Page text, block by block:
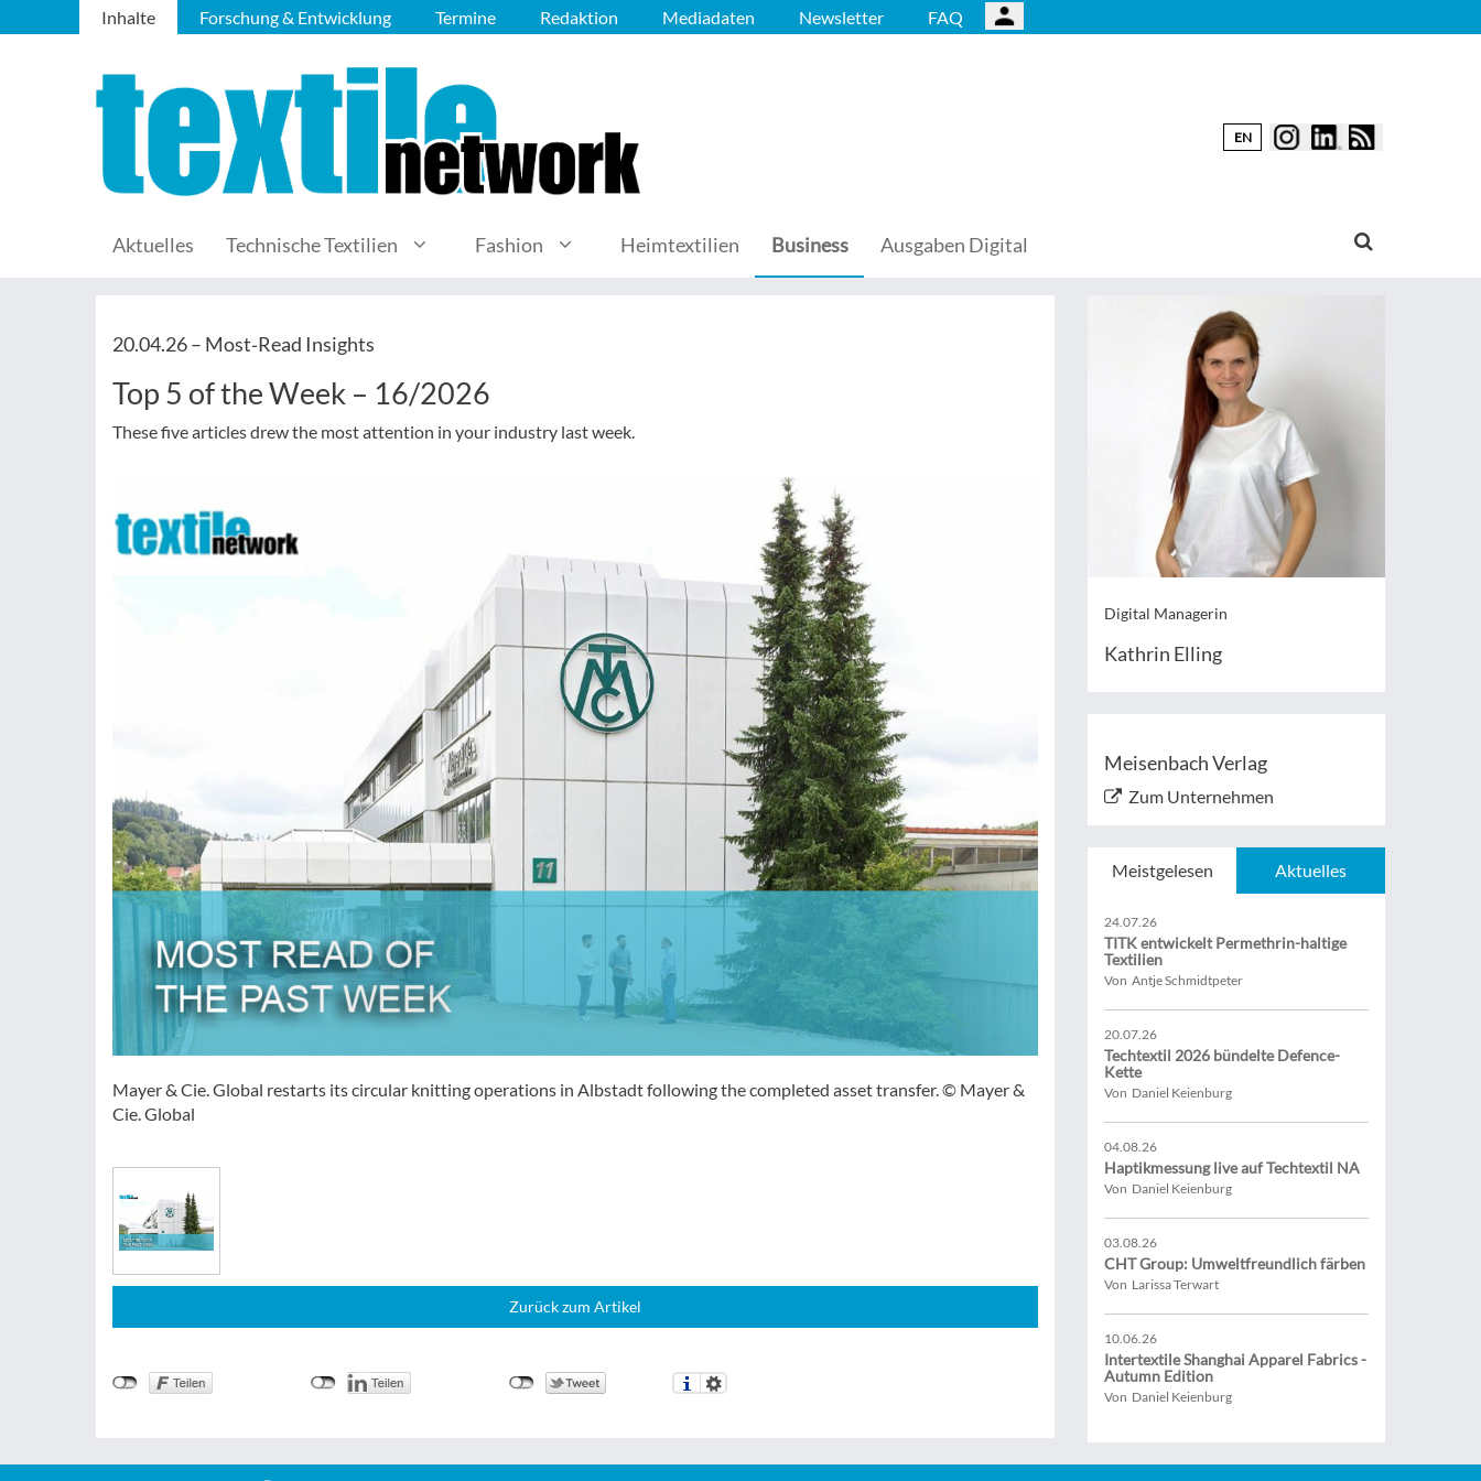
Inhalte Forschung & Entwicklung Termine Redaktion Mediadaten Newsletter FAQ
EN
Aktuelles Technische Textilien Fashion Heimtextilien Business Ausgaben Digital
20.04.26 – Most‑Read Insights
Top 5 of the Week – 16/2026
These five articles drew the most attention in your industry last week.
Mayer & Cie. Global restarts its circular knitting operations in Albstadt following the completed asset transfer. © Mayer &
Cie. Global
Zurück zum Artikel
Digital Managerin
Kathrin Elling
Meisenbach Verlag
Zum Unternehmen
Meistgelesen Aktuelles
24.07.26
TITK entwickelt Permethrin-haltige
Textilien
Von Antje Schmidtpeter
20.07.26
Techtextil 2026 bündelte Defence-
Kette
Von Daniel Keienburg
04.08.26
Haptikmessung live auf Techtextil NA
Von Daniel Keienburg
03.08.26
CHT Group: Umweltfreundlich färben
Von Larissa Terwart
10.06.26
Intertextile Shanghai Apparel Fabrics -
Autumn Edition
Von Daniel Keienburg